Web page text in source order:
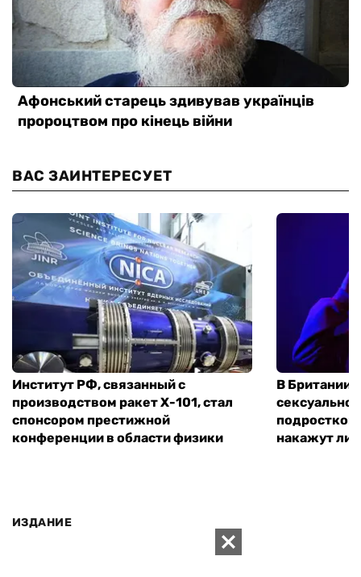
ВАС ЗАИНТЕРЕСУЕТ
Институт РФ, связанный с
производством ракет Х-101, стал
спонсором престижной
конференции в области физики
В Британии
подростком
накажут ли
ИЗДАНИЕ